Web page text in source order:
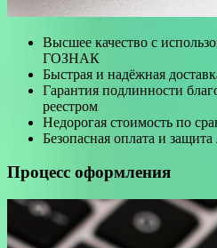
Высшее качество с
ГОЗНАК
Быстрая и надёжная
Гарантия подлинности
реестром
Недорогая стоимость по
Безопасная оплата и
Процесс оформления